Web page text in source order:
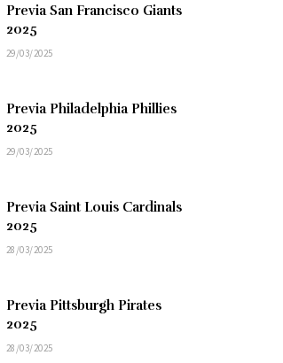
Previa San Francisco Giants
2025
29/03/2025
Previa Philadelphia Phillies
2025
29/03/2025
Previa Saint Louis Cardinals
2025
28/03/2025
Previa Pittsburgh Pirates
2025
28/03/2025